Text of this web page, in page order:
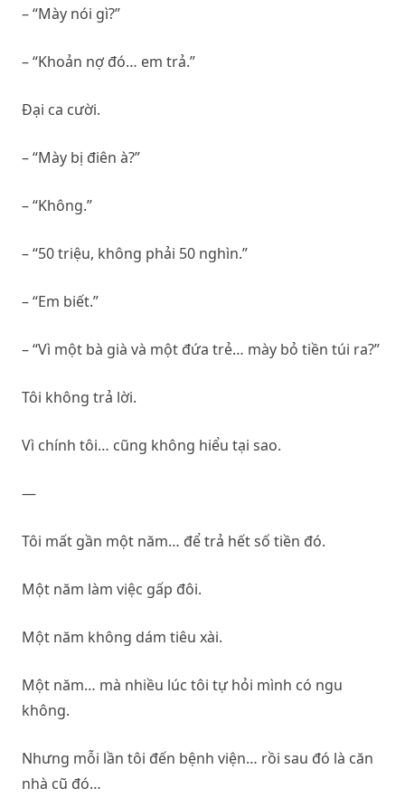
– “Mày nói gì?”
– “Khoản nợ đó… em trả.”
Đại ca cười.
– “Mày bị điên à?”
– “Không.”
– “50 triệu, không phải 50 nghìn.”
– “Em biết.”
– “Vì một bà già và một đứa trẻ… mày bỏ tiền túi ra?”
Tôi không trả lời.
Vì chính tôi… cũng không hiểu tại sao.
—
Tôi mất gần một năm… để trả hết số tiền đó.
Một năm làm việc gấp đôi.
Một năm không dám tiêu xài.
Một năm… mà nhiều lúc tôi tự hỏi mình có ngu
không.
Nhưng mỗi lần tôi đến bệnh viện… rồi sau đó là căn
nhà cũ đó…